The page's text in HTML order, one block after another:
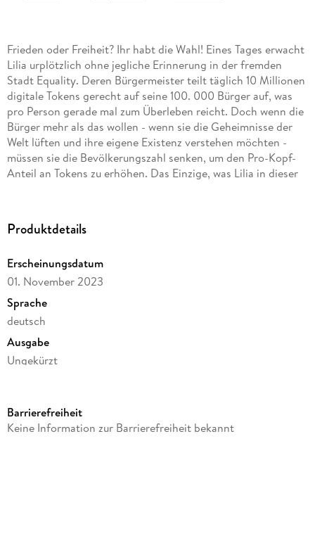
Frieden oder Freiheit? Ihr habt die Wahl! Eines Tages erwacht
Lilia urplötzlich ohne jegliche Erinnerung in der fremden
Stadt Equality. Deren Bürgermeister teilt täglich 10 Millionen
digitale Tokens gerecht auf seine 100. 000 Bürger auf, was
pro Person gerade mal zum Überleben reicht. Doch wenn die
Bürger mehr als das wollen - wenn sie die Geheimnisse der
Welt lüften und ihre eigene Existenz verstehen möchten -
müssen sie die Bevölkerungszahl senken, um den Pro-Kopf-
Anteil an Tokens zu erhöhen. Das Einzige, was Lilia in dieser
Gier, bereits ihre blutigen Hände nach den beiden Mädchen
aus.
Produktdetails
Erscheinungsdatum
01. November 2023
Sprache
deutsch
Ausgabe
Ungekürzt
Laufzeit
Barrierefreiheit
Keine Information zur Barrierefreiheit bekannt